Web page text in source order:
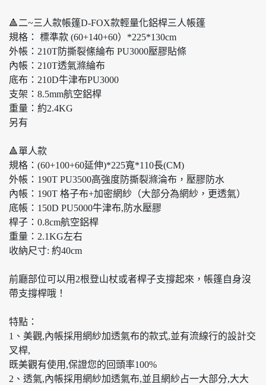
🔺二~三人款帳篷D-FOX款輕量化鋁桿三人帳篷
規格： 標準款 (60+140+60）*225*130cm
外帳：210T防撕裂絛綸布 PU3000壓膠貼條
內帳：210T透氣滌綸布
底布：210D牛津布PU3000
支架：8.5mm航空鋁桿
重量：約2.4KG
另有
🔺單人款
規格：(60+100+60延伸)*225寬*110長(CM)
外帳：190T PU3500高強度防撕裂滌淪布，壓膠防水
內帳：190T 格子布+加密網紗（大部分為網紗，更透氣）
底帳：150D PU5000牛津布,防水壓膠
桿子：0.8cm航空鋁桿
重量：2.1KG左右
收納尺寸: 約40cm
前廳部位可以用2根登山杖或者桿子支撐起來，帳篷自身沒
帶支撐桿哦！
特點：
1、美觀,內帳採用網紗加透氣布的款式,並有流線行的設計交
叉桿,
既美觀有使用,保證您的回頭率100%
2、透氣,內帳採用網紗加透氣布,並且網紗占一大部分,大大